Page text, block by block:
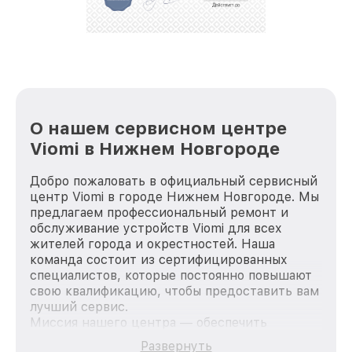
О нашем сервисном центре
Viomi в Нижнем Новгороде
Добро пожаловать в официальный сервисный
центр Viomi в городе Нижнем Новгороде. Мы
предлагаем профессиональный ремонт и
обслуживание устройств Viomi для всех
жителей города и окрестностей. Наша
команда состоит из сертифицированных
специалистов, которые постоянно повышают
свою квалификацию, чтобы предоставить вам
лучший сервис.
Миссия нашего центра — обеспечить
качественный и доступный ремонт для
Развернуть